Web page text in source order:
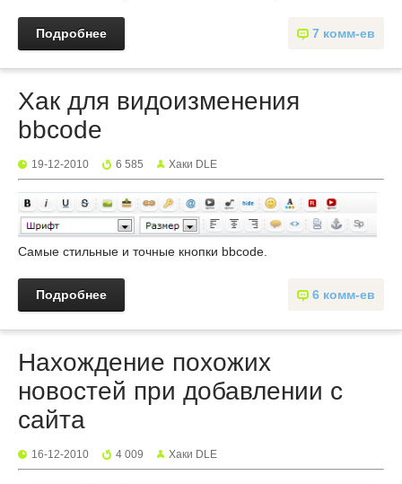
7 комм-ев
Подробнее
Хак для видоизменения
bbcode
19-12-2010 6 585 Хаки DLE
Самые стильные и точные кнопки bbcode.
6 комм-ев
Подробнее
Нахождение похожих
новостей при добавлении с
сайта
16-12-2010 4 009 Хаки DLE